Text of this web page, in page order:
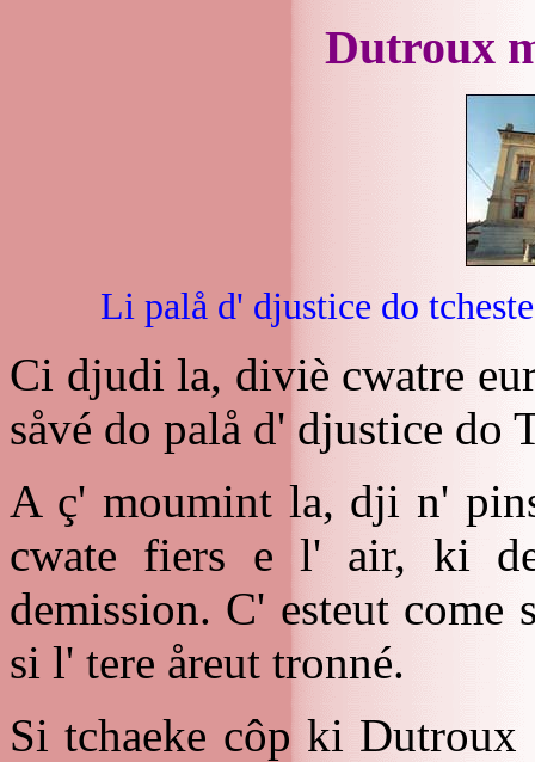
Dutroux
Li palå d' djustice do
Ci djudi la, diviè cwatre
såvé do palå d' djustice do
A ç' moumint la, dji n'
cwate fiers e l' air, ki
demission. C' esteut
si l' tere åreut tronné.
Si tchaeke côp ki Dutroux